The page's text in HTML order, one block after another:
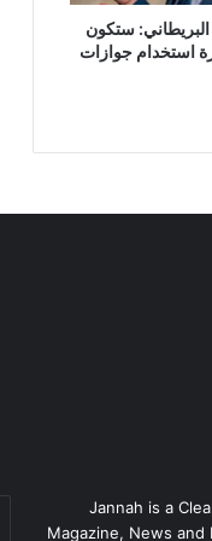
ستكون
استخدام جوازات
Jannah is a
Magazine, News